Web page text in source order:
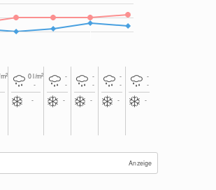
2 0l/m2
-
-
-
-
-
-
-
-
-
-
-
-
-
-
Anzeige